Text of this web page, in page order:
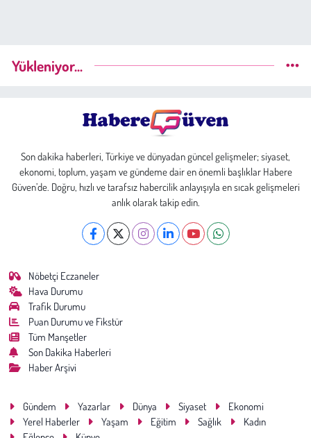
Yükleniyor...
Son dakika haberleri, Türkiye ve dünyadan güncel gelişmeler; siyaset,
ekonomi, toplum, yaşam ve gündeme dair en önemli başlıklar Habere
Güven’de. Doğru, hızlı ve tarafsız habercilik anlayışıyla en sıcak gelişmeleri
anlık olarak takip edin.
Nöbetçi Eczaneler
Hava Durumu
Trafik Durumu
Puan Durumu ve Fikstür
Tüm Manşetler
Son Dakika Haberleri
Haber Arşivi
Gündem Yazarlar Dünya Siyaset
Ekonomi
Yerel Haberler
Yaşam Eğitim Sağlık
Kadın